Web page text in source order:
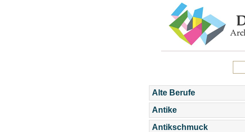
Alte Berufe
Antike
Antikschmuck